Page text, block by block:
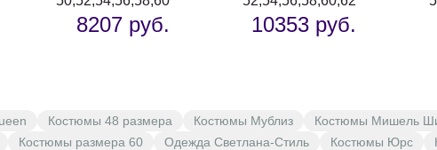
8207 руб. 10353 руб.
Костюмы 48 размера Костюмы Мублиз
Костюмы Мишель
Костюмы размера 60 Одежда Светлана-Стиль Костюмы Юрс